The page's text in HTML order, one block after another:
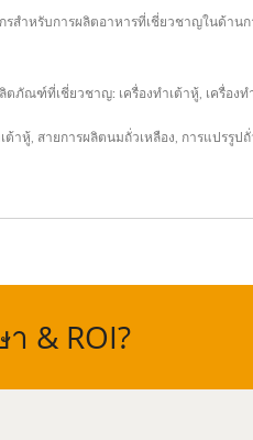
รสำหรับการผลิตอาหารที่เชี่ยวชาญในด้า
ภัณฑ์ที่เชี่ยวชาญ: เครื่องทำเต้าหู้, เครื่อง
ต้าหู้ สายการผลิตนมถั่วเหลือง การแปรรูปถั่
& ROI?